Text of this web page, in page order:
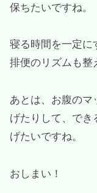
保ちたいですね。
寝る時間を一定に
排便のリズムも整
あとは、お腹のマ
げたりして、でき
げたいですね。
おしまい！